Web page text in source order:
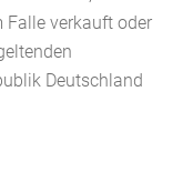
Falle verkauft oder
Deutschland